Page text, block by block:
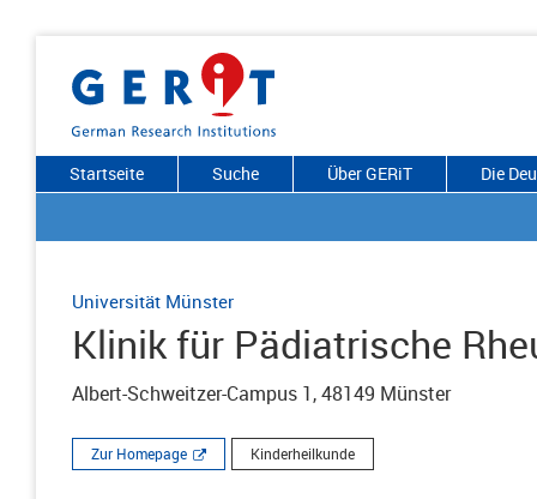
Startseite Suche Über GERiT Die
Universität Münster
Klinik für Pädiatrische
Albert-Schweitzer-Campus 1, 48149 Münster
Zur Homepage Kinderheilkunde